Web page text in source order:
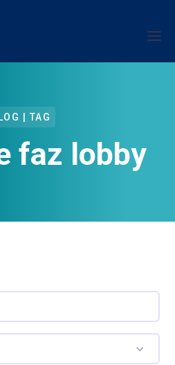
| TAG
faz lobby